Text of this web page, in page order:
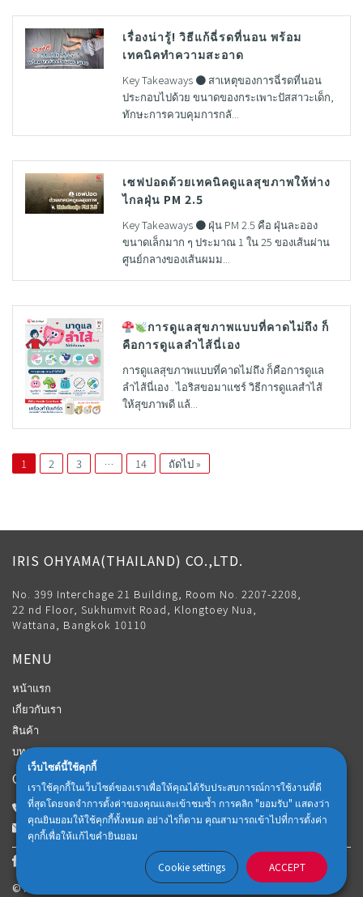
เรื่องน่ารู้! วิธีแก้ฉี่รดที่นอน พร้อม
เทคนิคทำความสะอาด
Key Takeaways ● สาเหตุของการฉี่รดที่นอน
ประกอบไปด้วย ขนาดของกระเพาะปัสสาวะเด็ก,
ทักษะการควบคุมการกลั...
เซฟปอดด้วยเทคนิคดูแลสุขภาพให้ห่าง
ไกลฝุ่น PM 2.5
Key Takeaways ● ฝุ่น PM 2.5 คือ ฝุ่นละออง
ขนาดเล็กมาก ๆ ประมาณ 1 ใน 25 ของเส้นผ่าน
ศูนย์กลางของเส้นผมม...
การดูแลสุขภาพแบบที่คาดไม่ถึง ก็
คือการดูแลลำไส้นี่เอง
การดูแลสุขภาพแบบที่คาดไม่ถึง ก็คือการดูแล
ลำไส้นี่เอง . ไอริสขอมาแชร์ วิธีการดูแลสำไส้
ให้สุขภาพดี แล้...
1 2 3 … 14 ถัดไป »
IRIS OHYAMA(THAILAND) CO.,LTD.
No. 399 Interchage 21 Building, Room No. 2207-2208,
22 nd Floor, Sukhumvit Road, Klongtoey Nua,
Wattana, Bangkok 10110
MENU
หน้าแรก
เกี่ยวกับเรา
สินค้า
บทความ
CONTACT
Customer Center: 02-018-6102
iris-thailand.official@irisohyama.co.jp
© IRIS OHYAMA(Thailand) CO.,LTD
เว็บไซต์นี้ใช้คุกกี้
เราใช้คุกกี้ในเว็บไซต์ของเราเพื่อให้คุณได้รับประสบการณ์การใช้งานที่ดี
ที่สุดโดยจดจำการตั้งค่าของคุณและเข้าชมซ้ำ การคลิก "ยอมรับ" แสดงว่า
คุณยินยอมให้ใช้คุกกี้ทั้งหมด อย่างไรก็ตาม คุณสามารถเข้าไปที่การตั้งค่า
คุกกี้เพื่อให้แก้ไขคำยินยอม
Cookie settings ACCEPT